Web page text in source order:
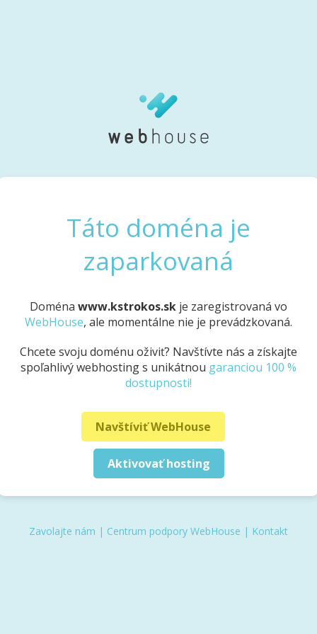
Táto doména je
zaparkovaná
Doména www.kstrokos.sk je zaregistrovaná vo
WebHouse, ale momentálne nie je prevádzkovaná.
Chcete svoju doménu oživiť? Navštívte nás a získajte
spoľahlivý webhosting s unikátnou garanciou 100 %
dostupnosti!
Navštíviť WebHouse
Aktivovať hosting
Zavolajte nám | Centrum podpory WebHouse | Kontakt